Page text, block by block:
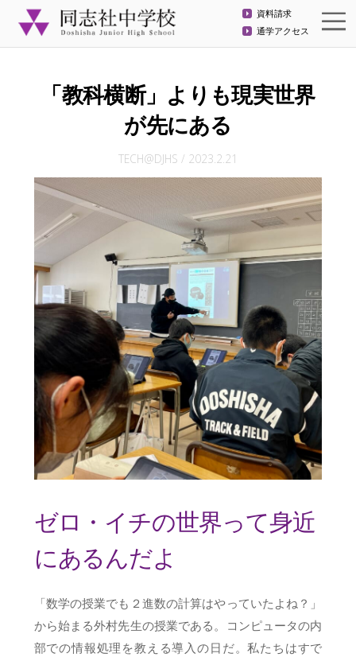
資料請求
通学アクセス
「教科横断」よりも現実世界
が先にある
TECH@DJHS / 2023.2.21
ゼロ・イチの世界って身近
にあるんだよ
「数学の授業でも２進数の計算はやっていたよね？」
から始まる外村先生の授業である。コンピュータの内
部での情報処理を教える導入の日だ。私たちはすで